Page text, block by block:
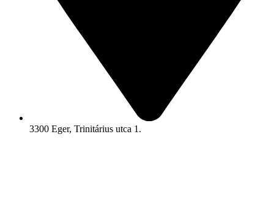
3300 Eger, Trinitárius utca 1.